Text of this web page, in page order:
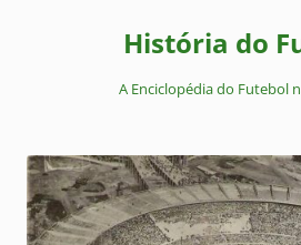
História do
A Enciclopédia do Futebol